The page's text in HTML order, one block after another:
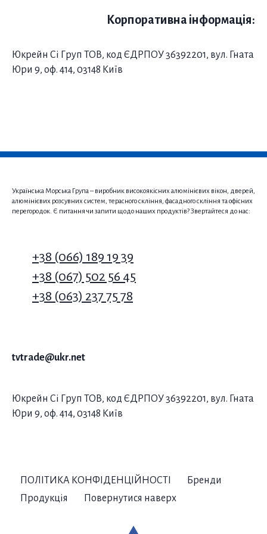
системою Reynaers
Ми раді представити нашу останню реалізацію в
приватного будинку високоякісними вікнами
Корпоративна інформація:
Юкрейн Сі Груп ТОВ, код ЄДРПОУ 36392201, вул. Гната
Юри 9, оф. 414, 03148 Київ
Українська Морська Група – виробник високоякісних алюмінієвих вікон, дверей,
алюмінієвих розсувних систем, терасного скління, фасадного скління та офісних
перегородок. Є питання чи запити щодо наших продуктів? Звертайтеся до нас:
+38 (066) 189 19 39
+38 (067) 502 56 45
+38 (063) 237 75 78
tvtrade@ukr.net
Юкрейн Сі Груп ТОВ, код ЄДРПОУ 36392201, вул. Гната
Юри 9, оф. 414, 03148 Київ
ПОЛІТИКА КОНФІДЕНЦІЙНОСТІ
Бренди
Продукція
Повернутися наверх